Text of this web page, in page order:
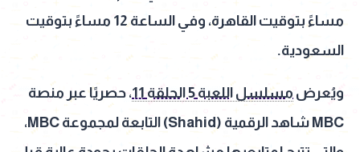
مساءً بتوقيت القاهرة، وفي الساعة 12 مساءً بتوقيت
السعودية.
ويُعرض مسلسل اللعبة 5 الحلقة 11
، حصريًا عبر منصة
MBC شاهد الرقمية (Shahid) التابعة لمجموعة MBC،